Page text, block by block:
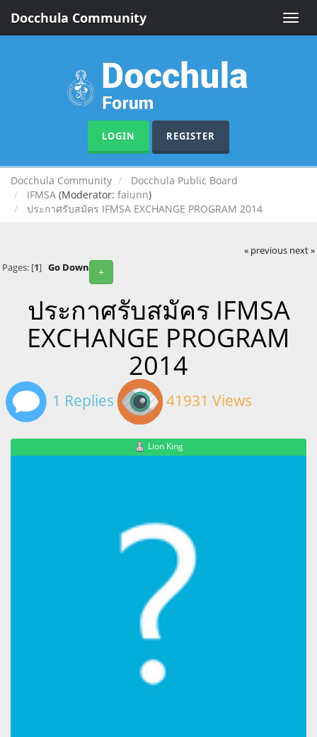
Toggle
Docchula Community
LOGIN REGISTER
Docchula Community
Docchula Public Board
IFMSA (Moderator: faiunn)
ประกาศรับสมัคร IFMSA EXCHANGE PROGRAM 2014
« previous next »
+
Pages: [1] Go Down
ประกาศรับสมัคร IFMSA
EXCHANGE PROGRAM
2014
1 Replies 41931 Views
Lion King